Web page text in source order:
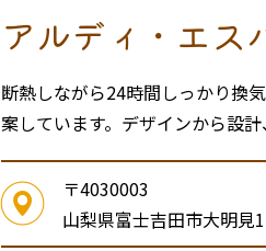
アルディ・エス
断熱しながら24時間しっかり換
案しています。デザインから設
〒4030003
山梨県富士吉田市大明見